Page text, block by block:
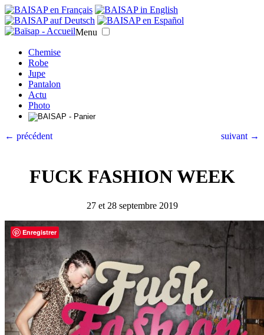
Menu
Chemise
Robe
Jupe
Pantalon
Actu
Photo
suivant →
← précédent
FUCK FASHION WEEK
27 et 28 septembre 2019
Enregistrer